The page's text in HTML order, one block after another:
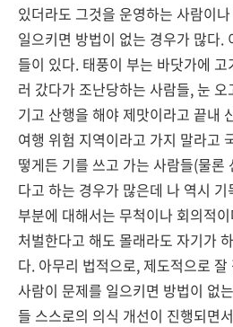
있더라도 그것을 운영하는 사람이
일으키면 방법이 없는 경우가 많다.
들이 있다. 태풍이 부는 바닷가에
러 갔다가 조난당하는 사람들, 눈
기고 산행을 해야 제맛이라고 끝내
여행 위험 지역이라고 가지 말라고
떻게든 기를 쓰고 가는 사람들(물론
다고 하는 경우가 많은데 나 역시
부분에 대해서는 무척이나 회의적
처벌한다고 해도 몰래라도 자기가
다. 아무리 법적으로, 제도적으로
사람이 문제를 일으키면 방법이 없
들 스스로의 의식 개선이 진행되면